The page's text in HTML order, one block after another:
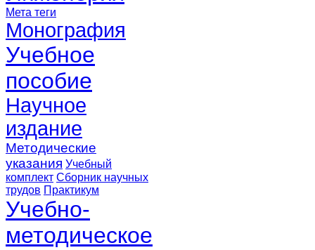
Мета теги
Монография
Учебное
пособие
Научное
издание
Методические
указания Учебный
комплект Сборник научных
трудов Практикум
Учебно-
методическое